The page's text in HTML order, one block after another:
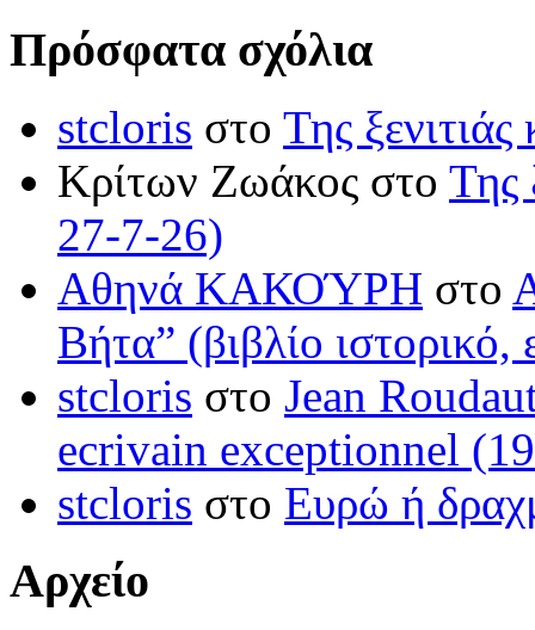
Πρόσφατα σχόλια
stcloris στο Της
Κρίτων Ζωάκος στο Της
27-7-26)
Αθηνά ΚΑΚΟΎΡΗ στο
Βήτα” (βιβλίο
stcloris στο Jean
ecrivain exceptionnel
stcloris στο Ευρώ ή
Αρχείο